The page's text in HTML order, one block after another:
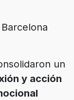
un
y acción